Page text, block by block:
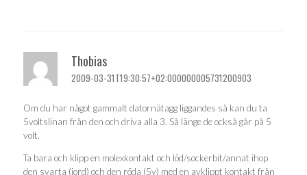
Thobias
2009-03-31T19:30:57+02:000000005731200903
Om du har något gammalt datornätagg liggandes så kan du ta
5voltslinan från den och driva alla 3. Så länge de också går på 5
volt.
Ta bara och klipp en molexkontakt och löd/sockerbit/annat ihop
den svarta (jord) och den röda (5v) med en avklippt kontakt från